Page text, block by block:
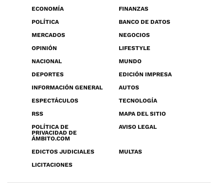
ECONOMÍA
FINANZAS
POLÍTICA
BANCO DE DATOS
MERCADOS
NEGOCIOS
OPINIÓN
LIFESTYLE
NACIONAL
MUNDO
DEPORTES
EDICIÓN IMPRESA
INFORMACIÓN GENERAL
AUTOS
ESPECTÁCULOS
TECNOLOGÍA
RSS
MAPA DEL SITIO
POLÍTICA DE
PRIVACIDAD DE
ÁMBITO.COM
AVISO LEGAL
EDICTOS JUDICIALES
MULTAS
LICITACIONES